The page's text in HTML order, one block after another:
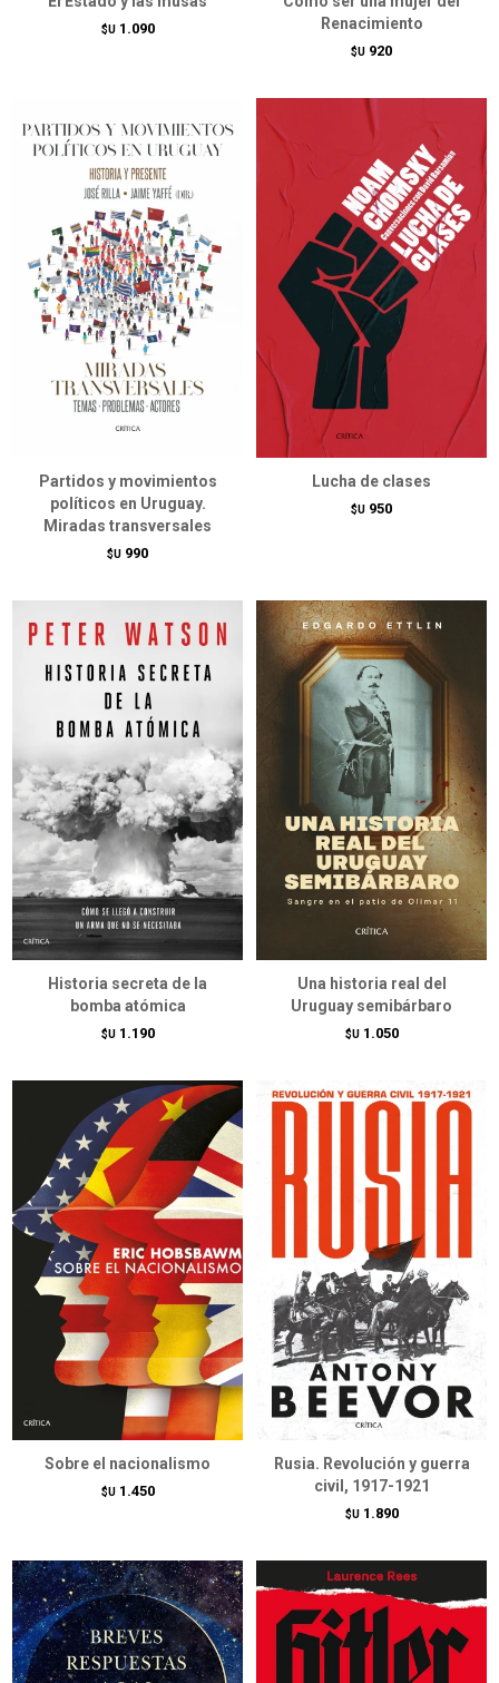
$U 1.090
Renacimiento
$U 920
Partidos y movimientos
políticos en Uruguay.
Miradas transversales
$U 990
Lucha de clases
$U 950
Historia secreta de la
bomba atómica
$U 1.190
Una historia real del
Uruguay semibárbaro
$U 1.050
Sobre el nacionalismo
$U 1.450
Rusia. Revolución y guerra
civil, 1917-1921
$U 1.890